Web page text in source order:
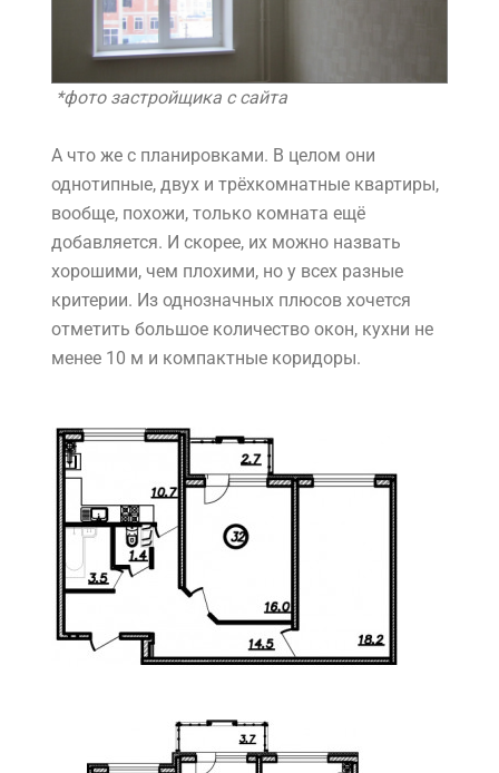
*фото застройщика с сайта
А что же с планировками. В целом они
однотипные, двух и трёхкомнатные квартиры,
вообще, похожи, только комната ещё
добавляется. И скорее, их можно назвать
хорошими, чем плохими, но у всех разные
критерии. Из однозначных плюсов хочется
отметить большое количество окон, кухни не
менее 10 м и компактные коридоры.